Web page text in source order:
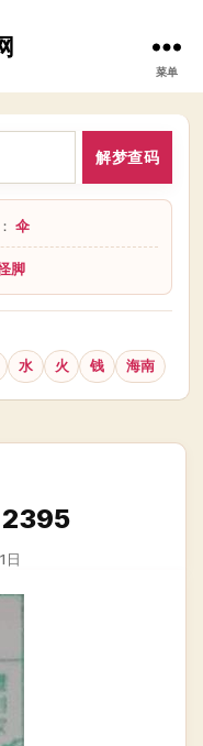
菜单
解梦查码
伞
脚
水 火 钱 海南
2395
日